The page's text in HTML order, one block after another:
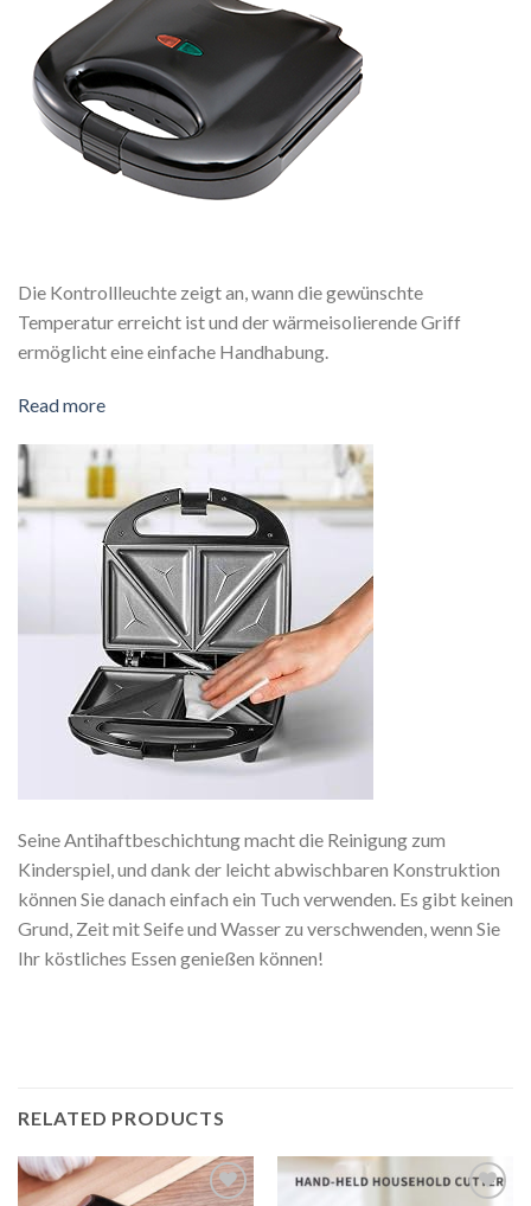
Die Kontrollleuchte zeigt an, wann die gewünschte
Temperatur erreicht ist und der wärmeisolierende Griff
ermöglicht eine einfache Handhabung.
Read more
Seine Antihaftbeschichtung macht die Reinigung zum
Kinderspiel, und dank der leicht abwischbaren Konstruktion
können Sie danach einfach ein Tuch verwenden. Es gibt keinen
Grund, Zeit mit Seife und Wasser zu verschwenden, wenn Sie
Ihr köstliches Essen genießen können!
RELATED PRODUCTS